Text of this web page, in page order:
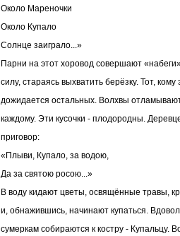
Около Мареночки
Около Купало
Солнце заиграло...»
Парни на этот хоровод совершают
силу, стараясь выхватить берёзку. Тот,
дожидается остальных. Волхвы
каждому. Эти кусочки - плодородны.
приговор:
«Плыви, Купало, за водою,
Да за святою росою...»
В воду кидают цветы, освящённые травы,
и, обнажившись, начинают купаться.
сумеркам собираются к костру - Купальцу.